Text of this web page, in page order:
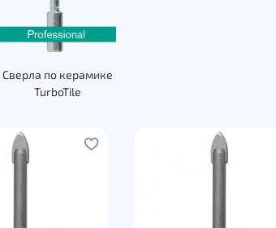
Сверла по керамике
TurboTile